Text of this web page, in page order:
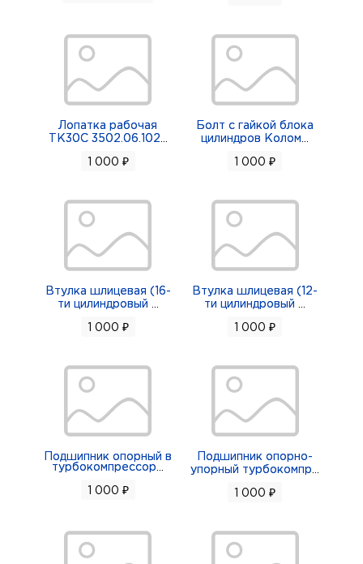
Лопатка рабочая
ТК30С 3502.06.102
1 000 ₽
Болт с гайкой блока
цилиндров Колом
1 000 ₽
Втулка шлицевая (16-
ти цилиндровый
1 000 ₽
Втулка шлицевая (12-
ти цилиндровый
1 000 ₽
Подшипник опорный в
турбокомпрессор
1 000 ₽
Подшипник опорно-
упорный турбокомпр
1 000 ₽